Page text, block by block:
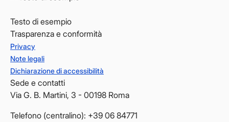
Testo di esempio
Trasparenza e conformità
Privacy
Note legali
Dichiarazione di accessibilità
Sede e contatti
Via G. B. Martini, 3 - 00198 Roma
Telefono (centralino): +39 06 84771